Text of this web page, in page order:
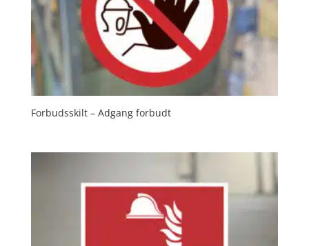
Forbudsskilt – Adgang forbudt